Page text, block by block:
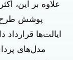
علاوه بر این،
پوشش
ایالت‌ها
مدل‌های